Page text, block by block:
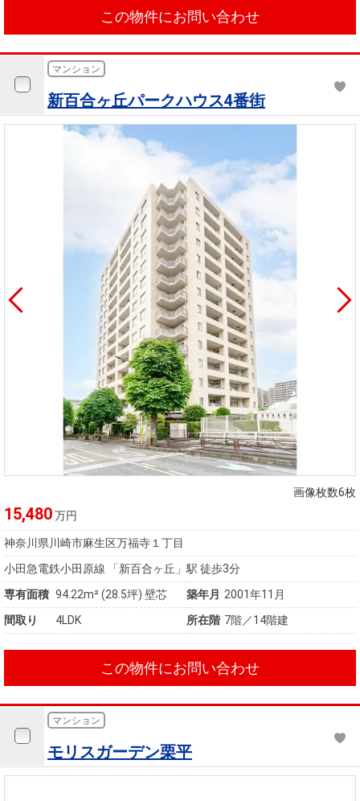
この物件にお問い合わせ
マンション
新百合ヶ丘パークハウス4番街
画像枚数6枚
15,480万円
神奈川県川崎市麻生区万福寺１丁目
小田急電鉄小田原線 「新百合ヶ丘」駅 徒歩3分
専有面積 94.22m²(28.5坪) 壁芯 築年月 2001年11月
間取り
4LDK 所在階 7階／14階建
この物件にお問い合わせ
マンション
モリスガーデン栗平